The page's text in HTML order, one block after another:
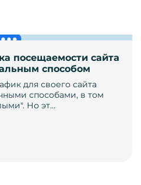
посещаемости сайта
способом
для своего сайта
способами, в том
Но эт…